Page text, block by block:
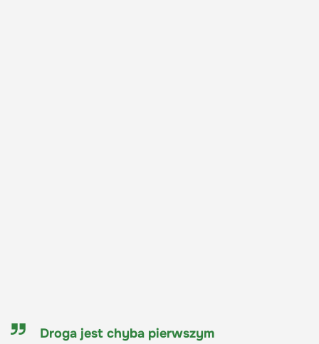
Droga jest chyba pierwszym